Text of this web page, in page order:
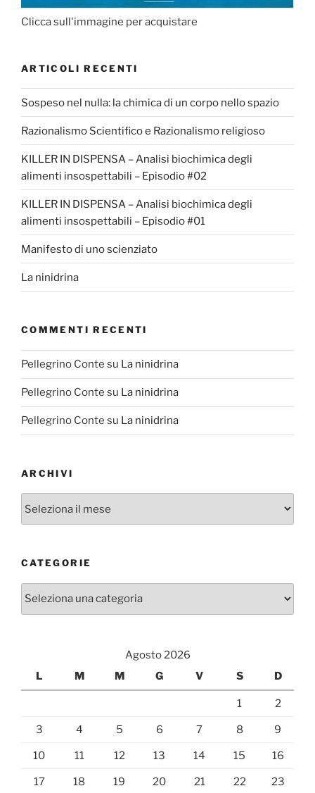
Clicca sull'immagine per acquistare
ARTICOLI RECENTI
Sospeso nel nulla: la chimica di un corpo nello spazio
Razionalismo Scientifico e Razionalismo religioso
KILLER IN DISPENSA – Analisi biochimica degli
alimenti insospettabili – Episodio #02
KILLER IN DISPENSA – Analisi biochimica degli
alimenti insospettabili – Episodio #01
Manifesto di uno scienziato
La ninidrina
COMMENTI RECENTI
Pellegrino Conte su La ninidrina
Pellegrino Conte su La ninidrina
Pellegrino Conte su La ninidrina
ARCHIVI
CATEGORIE
Categorie
Agosto 2026
L
M M G V S D
1 2
3 4 5 6 7 8 9
10 11 12 13 14 15 16
17 18 19 20 21 22 23